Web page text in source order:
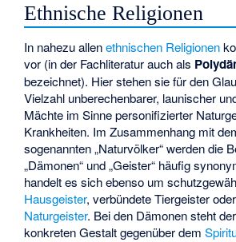
Ethnische Religionen
In nahezu allenethnischen Religionen
vor (in der Fachliteratur auch als
bezeichnet). Hier stehen sie für den
Vielzahl unberechenbarer, launischer
Mächte im Sinne personifizierter
Krankheiten. Im Zusammenhang mit
sogenannten „Naturvölker“ werden die
„Dämonen“ und „Geister“ häufig
handelt es sich ebenso um
Hausgeister, verbündete Tiergeister
Naturgeister. Bei den Dämonen steht
konkreten Gestalt gegenüber dem